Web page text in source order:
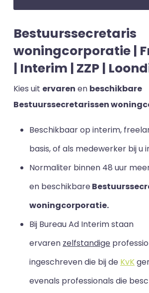
Bestuurssecretaris
woningcorporatie |
| Interim | ZZP |
Kies uit ervaren en beschikbare
Bestuurssecretarissen
Beschikbaar op interim,
basis, of als medewerker bij u
Normaliter binnen 48 uur
en beschikbare
woningcorporatie.
Bij Bureau Ad Interim staan
ervaren zelfstandige
ingeschreven die bij de KvK
evenals professionals die